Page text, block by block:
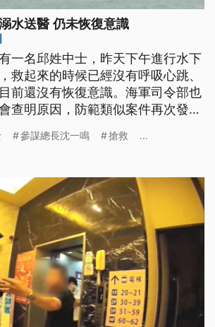
水送醫 仍未恢復意識
一名邱姓中士，昨天下午進行水下
救起來的時候已經沒有呼吸心跳、
前還沒有恢復意識。海軍司令部也
查明原因，防範類似案件再次發
作業大隊，穿好潛水裝備和深海
26日在水械專長班受訓的邱姓中
評鑑時，卻突然發生
參謀總長沈一鳴 搶救 ...